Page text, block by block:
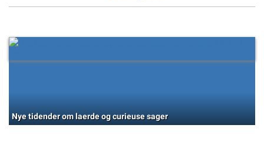
Nye tidender om laerde og curieuse sager